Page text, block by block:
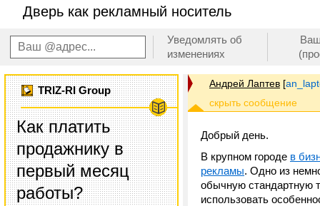
Дверь как рекламный носитель
Уведомлять об
изменениях
TRIZ-RI Group
Как платить
продажнику в
первый месяц
работы?
Андрей Лаптев [
Добрый день.
В крупном городе в
рекламы. Одно из
обычную стандартную
использовать